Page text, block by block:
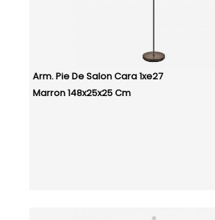
Arm. Pie De Salon Cara 1xe27
Marron 148x25x25 Cm